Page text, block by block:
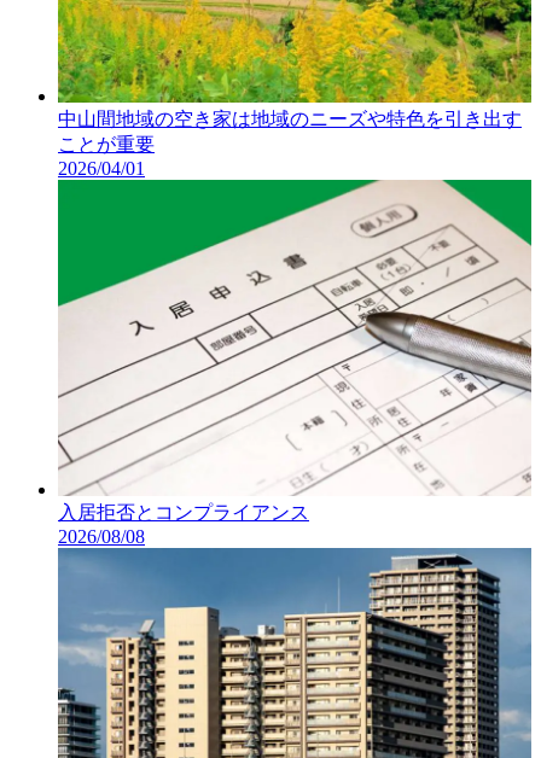
中山間地域の空き家は地域のニーズや特色を引き出す
ことが重要
2026/04/01
入居拒否とコンプライアンス
2026/08/08